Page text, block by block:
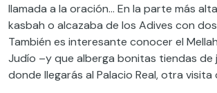
llamada a la oración… En la parte más
kasbah o alcazaba de los Adives con
También es interesante conocer el
Judío –y que alberga bonitas tiendas de
donde llegarás al Palacio Real, otra visita